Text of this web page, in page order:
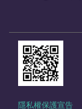
隱私權保護宣告